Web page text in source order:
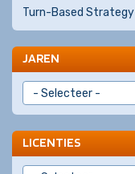
Turn-Based Strategy
JAREN
LICENTIES